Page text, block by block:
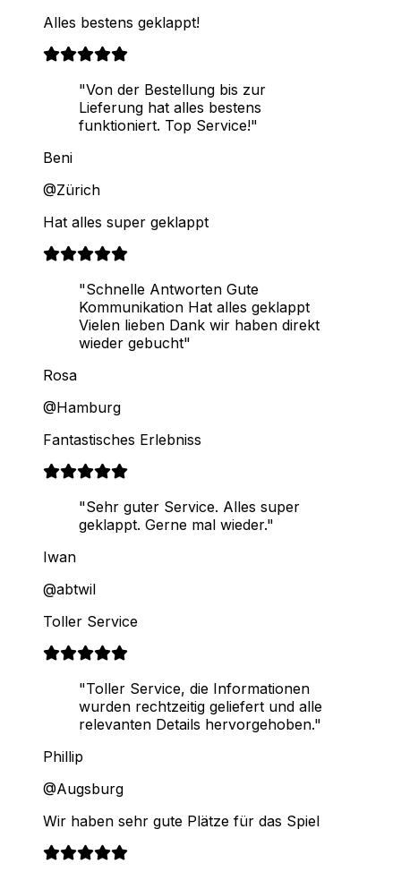
Alles bestens geklappt!
"Von der Bestellung bis zur
Lieferung hat alles bestens
funktioniert. Top Service!"
Beni
@Zürich
Hat alles super geklappt
"Schnelle Antworten Gute
Kommunikation Hat alles geklappt
Vielen lieben Dank wir haben direkt
wieder gebucht"
Rosa
@Hamburg
Fantastisches Erlebniss
"Sehr guter Service. Alles super
geklappt. Gerne mal wieder."
Iwan
@abtwil
Toller Service
"Toller Service, die Informationen
wurden rechtzeitig geliefert und alle
relevanten Details hervorgehoben."
Phillip
@Augsburg
Wir haben sehr gute Plätze für das Spiel